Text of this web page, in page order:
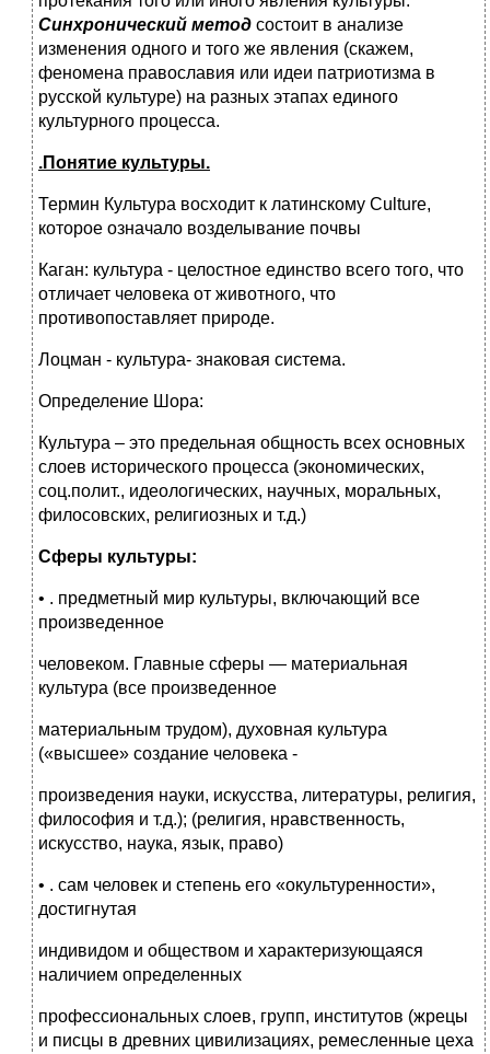
Синхронический метод состоит в анализе
изменения одного и того же явления (скажем,
феномена православия или идеи патриотизма в
русской культуре) на разных этапах единого
культурного процесса.
.Понятие культуры.
Термин Культура восходит к латинскому Culture,
которое означало возделывание почвы
Каган: культура - целостное единство всего того, что
отличает человека от животного, что
противопоставляет природе.
Лоцман - культура- знаковая система.
Определение Шора:
Культура – это предельная общность всех основных
слоев исторического процесса (экономических,
соц.полит., идеологических, научных, моральных,
филосовских, религиозных и т.д.)
Сферы культуры:
• . предметный мир культуры, включающий все
произведенное
человеком. Главные сферы — материальная
культура (все произведенное
материальным трудом), духовная культура
(«высшее» создание человека -
произведения науки, искусства, литературы, религия,
философия и т.д.); (религия, нравственность,
искусство, наука, язык, право)
• . сам человек и степень его «окультуренности»,
достигнутая
индивидом и обществом и характеризующаяся
наличием определенных
профессиональных слоев, групп, институтов (жрецы
и писцы в древних цивилизациях, ремесленные цеха